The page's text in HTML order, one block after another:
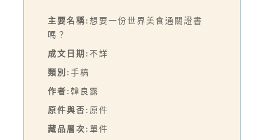
主要名稱: 想要一份世界美食通關證書
嗎？
成文日期: 不詳
類別: 手稿
作者: 韓良露
原件與否: 原件
藏品層次: 單件